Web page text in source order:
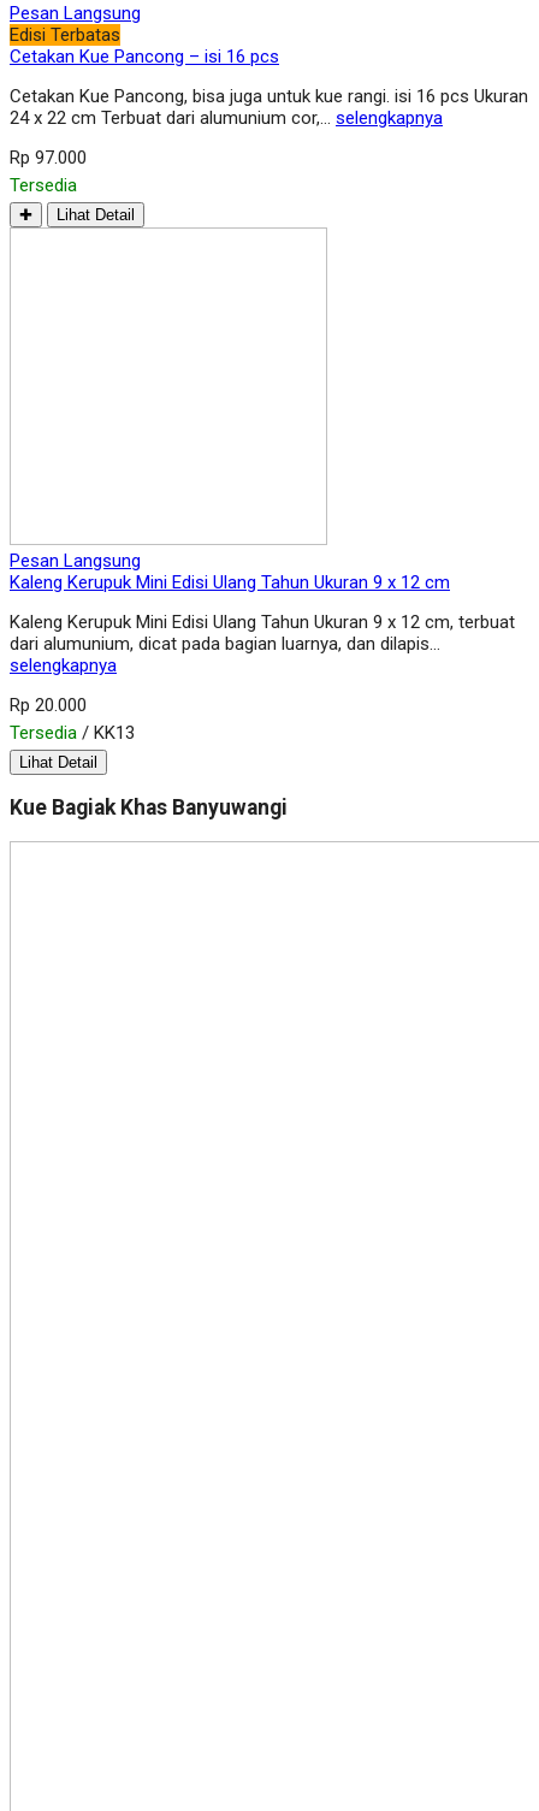
Pesan Langsung
Edisi Terbatas
Cetakan Kue Pancong – isi 16 pcs
Cetakan Kue Pancong, bisa juga untuk kue rangi. isi 16 pcs Ukuran
24 x 22 cm Terbuat dari alumunium cor,… selengkapnya
Rp 97.000
Tersedia
✚ Lihat Detail
Pesan Langsung
Kaleng Kerupuk Mini Edisi Ulang Tahun Ukuran 9 x 12 cm
Kaleng Kerupuk Mini Edisi Ulang Tahun Ukuran 9 x 12 cm, terbuat
dari alumunium, dicat pada bagian luarnya, dan dilapis…
selengkapnya
Rp 20.000
Tersedia / KK13
Lihat Detail
Kue Bagiak Khas Banyuwangi